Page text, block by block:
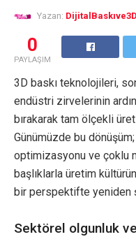
Yazan: DijitalBaskıve3D
0
PAYLAŞIM
3D baskı teknolojileri,
endüstri zirvelerinin
bırakarak tam ölçekli
Günümüzde bu
optimizasyonu ve çoklu
başlıklarla üretim
bir perspektifte yeniden
Sektörel olgunluk